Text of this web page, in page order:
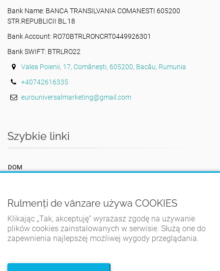
Bank Name: BANCA TRANSILVANIA COMANESTI 605200
STR.REPUBLICII BL.18
Bank Account: RO70BTRLRONCRT0449926301
Bank SWIFT: BTRLRO22
Valea Poienii, 17, Comănești, 605200, Bacău, Rumunia
+40742616335
eurouniversalmarketing@gmail.com
Szybkie linki
DOM
POLITYKA PRYWATNOŚCI
KONTAKT
Rulmenți de vânzare używa COOKIES
Klikając „Tak, akceptuję” wyrażasz zgodę na używanie
plików cookies zainstalowanych w serwisie. Służą one do
zapewnienia najlepszej możliwej wygody przeglądania.